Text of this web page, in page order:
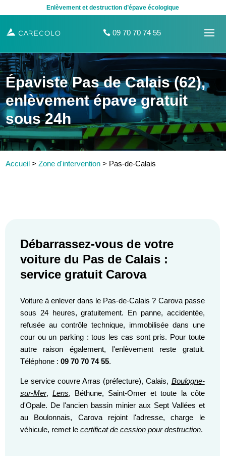
Enlèvement et destruction d’épave écologique
09 70 70 74 55
Épaviste Pas de Calais (62),
enlèvement épave gratuit
sous 24h
Accueil >Zone d'intervention > Pas-de-Calais
Débarrassez-vous de votre
voiture du Pas de Calais :
service gratuit Carova
Voiture à enlever dans le Pas-de-Calais ? Carova passe
sous 24 heures, gratuitement. En panne, accidentée,
refusée au contrôle technique, immobilisée dans une
cour ou un parking : tous les cas sont pris. Pour toute
autre raison également, l'enlèvement reste gratuit.
Téléphone : 09 70 70 74 55.
Le service couvre Arras (préfecture), Calais, Boulogne-
sur-Mer,Lens, Béthune, Saint-Omer et toute la côte
d'Opale. De l'ancien bassin minier aux Sept Vallées et
au Boulonnais, Carova rejoint l'adresse, charge le
véhicule, remet le certificat de cession pour destruction.